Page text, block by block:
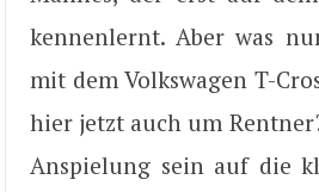
kennenlernt. Aber was
mit dem Volkswagen T-
hier jetzt auch um
Anspielung sein auf die